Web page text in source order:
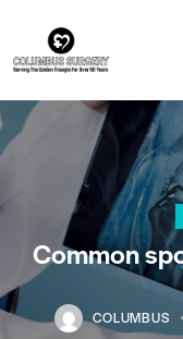
Common
COLUMBUS